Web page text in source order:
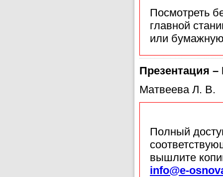
Посмотреть
главной
или
Презентация
Матвеева Л. В.
Полный
вышлите
info@e-